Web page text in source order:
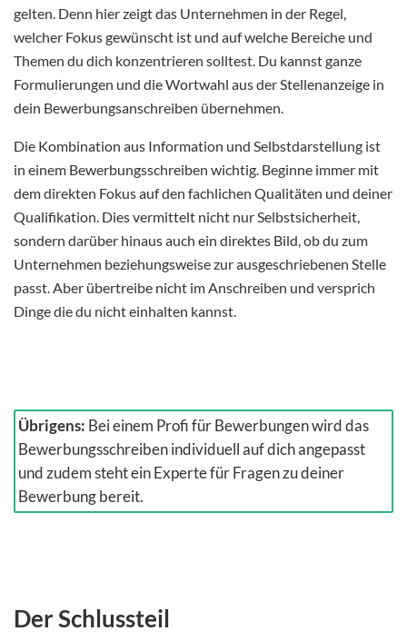
gelten. Denn hier zeigt das Unternehmen in der Regel,
welcher Fokus gewünscht ist und auf welche Bereiche und
Themen du dich konzentrieren solltest. Du kannst ganze
Formulierungen und die Wortwahl aus der Stellenanzeige in
dein Bewerbungsanschreiben übernehmen.
Die Kombination aus Information und Selbstdarstellung ist
in einem Bewerbungsschreiben wichtig. Beginne immer mit
dem direkten Fokus auf den fachlichen Qualitäten und deiner
Qualifikation. Dies vermittelt nicht nur Selbstsicherheit,
sondern darüber hinaus auch ein direktes Bild, ob du zum
Unternehmen beziehungsweise zur ausgeschriebenen Stelle
passt. Aber übertreibe nicht im Anschreiben und versprich
Dinge die du nicht einhalten kannst.
Übrigens: Bei einem Profi für Bewerbungen wird das
Bewerbungsschreiben individuell auf dich angepasst
und zudem steht ein Experte für Fragen zu deiner
Bewerbung bereit.
Der Schlussteil